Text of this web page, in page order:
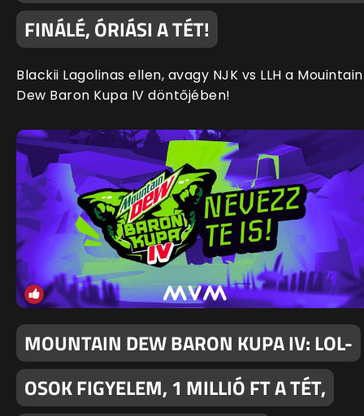
FINÁLÉ, ÓRIÁSI A TÉT!
Blackii Lagolinas ellen, avagy NJK vs LLH a Mouintain
Dew Baron Kupa IV döntőjében!
MOUNTAIN DEW BARON KUPA IV: LOL-
OSOK FIGYELEM, 1 MILLIÓ FT A TÉT,